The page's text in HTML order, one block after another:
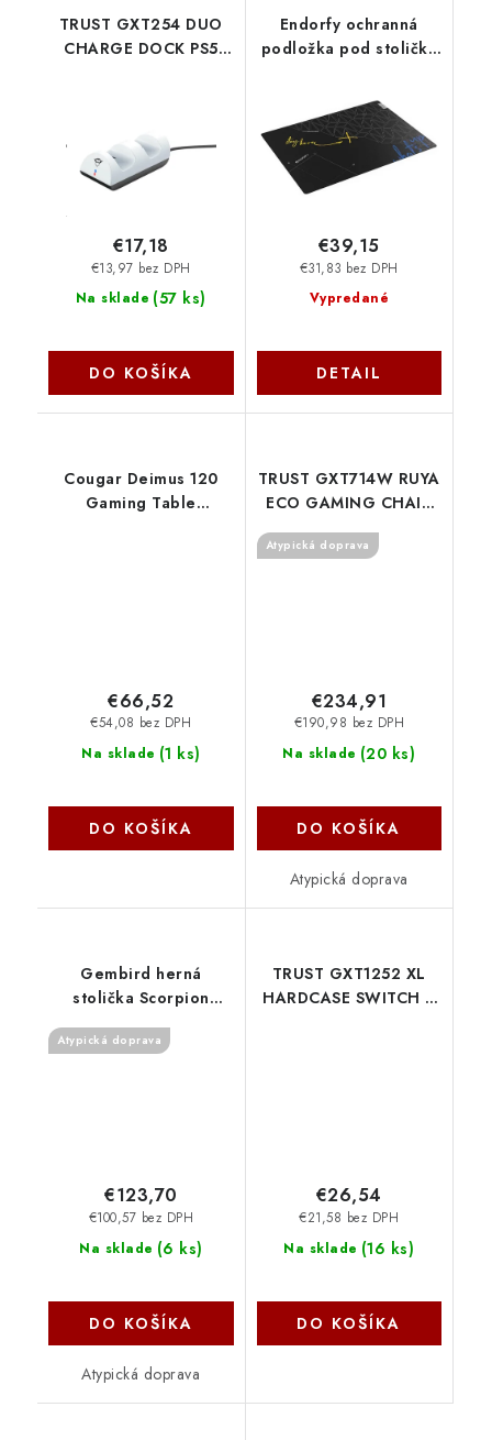
TRUST GXT254 DUO
CHARGE DOCK PS5
Na sklade (57 ks)
€13,97 bez DPH
€17,18
DO KOŠÍKA
Endorfy ochranná
podložka pod stoličku
ENDORFY
Vypredané
€31,83 bez DPH
€39,15
DETAIL
Cougar Deimus 120
Gaming Table
Na sklade (1 ks)
€54,08 bez DPH
€66,52
DO KOŠÍKA
TRUST GXT714W RUYA
ECO GAMING CHAIR
Bílá 25065 Trust
Atypická doprava
Na sklade (20 ks)
€190,98 bez DPH
€234,91
DO KOŠÍKA
Atypická doprava
Gembird herná
stolička Scorpion
čierna GC-SCORPION-
06X
Atypická doprava
Na sklade (6 ks)
€100,57 bez DPH
€123,70
DO KOŠÍKA
Atypická doprava
TRUST GXT1252 XL
HARDCASE SWITCH 2
Na sklade (16 ks)
€21,58 bez DPH
€26,54
DO KOŠÍKA